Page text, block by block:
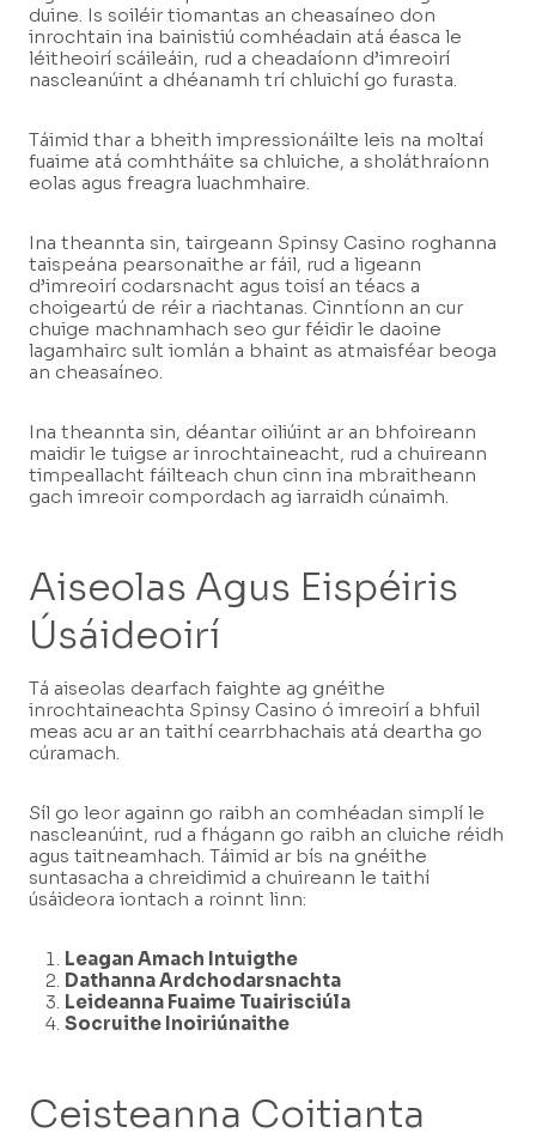
duine. Is soiléir tiomantas an cheasaíneo don
inrochtain ina bainistiú comhéadain atá éasca le
léitheoirí scáileáin, rud a cheadaíonn d’imreoirí
nascleanúint a dhéanamh trí chluichí go furasta.
Táimid thar a bheith impressionáilte leis na moltaí
fuaime atá comhtháite sa chluiche, a sholáthraíonn
eolas agus freagra luachmhaire.
Ina theannta sin, tairgeann Spinsy Casino roghanna
taispeána pearsonaithe ar fáil, rud a ligeann
d’imreoirí codarsnacht agus toisí an téacs a
choigeartú de réir a riachtanas. Cinntíonn an cur
chuige machnamhach seo gur féidir le daoine
lagamhairc sult iomlán a bhaint as atmaisféar beoga
an cheasaíneo.
Ina theannta sin, déantar oiliúint ar an bhfoireann
maidir le tuigse ar inrochtaineacht, rud a chuireann
timpeallacht fáilteach chun cinn ina mbraitheann
gach imreoir compordach ag iarraidh cúnaimh.
Aiseolas Agus Eispéiris
Úsáideoirí
Tá aiseolas dearfach faighte ag gnéithe
inrochtaineachta Spinsy Casino ó imreoirí a bhfuil
meas acu ar an taithí cearrbhachais atá deartha go
cúramach.
Síl go leor againn go raibh an comhéadan simplí le
nascleanúint, rud a fhágann go raibh an cluiche réidh
agus taitneamhach. Táimid ar bís na gnéithe
suntasacha a chreidimid a chuireann le taithí
úsáideora iontach a roinnt linn:
Leagan Amach Intuigthe
Dathanna Ardchodarsnachta
Leideanna Fuaime Tuairisciúla
Socruithe Inoiriúnaithe
Ceisteanna Coitianta